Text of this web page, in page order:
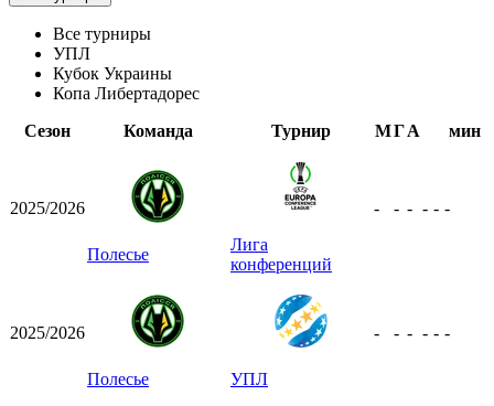
Все турниры
УПЛ
Кубок Украины
Копа Либертадорес
Сезон
Команда Турнир МГА мин
2025/2026
Полесье
Лига
конференций
- - - - - -
2025/2026
Полесье УПЛ
- - - - - -